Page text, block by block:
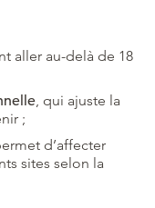
aller au-delà de 18
, qui ajuste la
;
d’affecter
sites selon la